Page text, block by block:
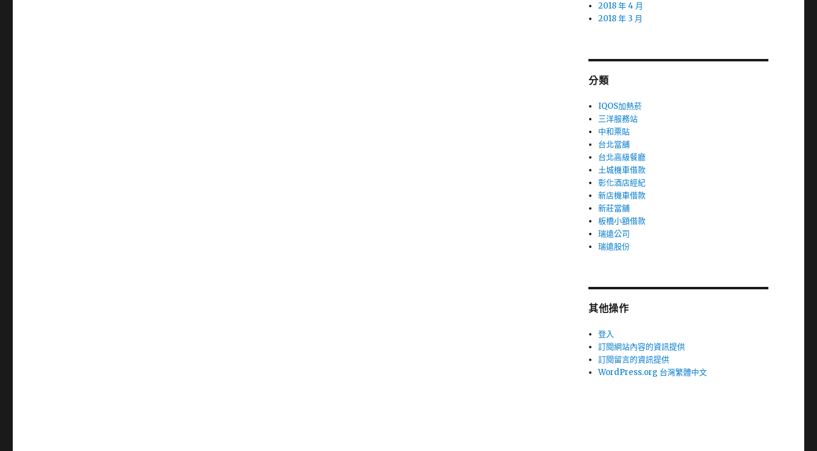
2018 年 4 月
2018 年 3 月
分類
IQOS加熱菸
三洋服務站
中和票貼
台北當舖
台北高級餐廳
土城機車借款
彰化酒店經紀
新店機車借款
新莊當舖
板橋小額借款
瑞遠公司
瑞遠股份
其他操作
登入
訂閱網站內容的資訊提供
訂閱留言的資訊提供
WordPress.org 台灣繁體中文